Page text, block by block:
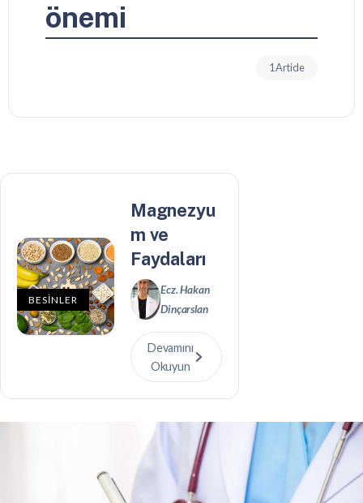
önemi
1 Article
BESİNLER
Magnezyu
m ve
Faydaları
Ecz. Hakan
Dinçarslan
Devamını
Okuyun